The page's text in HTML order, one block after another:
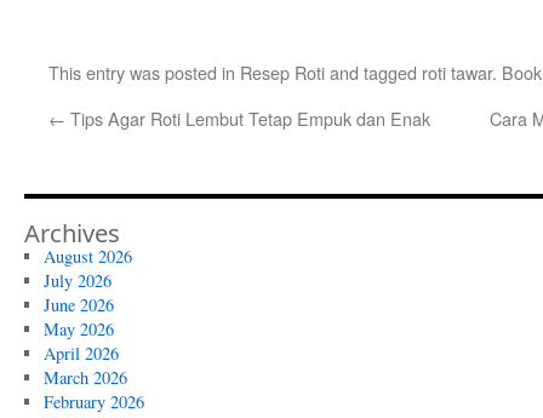
This entry was posted in Resep Rotiand tagged roti tawar.
← Tips Agar Roti Lembut Tetap Empuk dan Enak Cara
Archives
August 2026
July 2026
June 2026
May 2026
April 2026
March 2026
February 2026